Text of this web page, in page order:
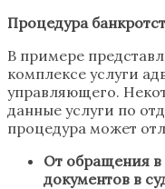
Процедура
В примере
комплексе услуги
управляющего.
данные услуги по
процедура может
От обращения
документов в